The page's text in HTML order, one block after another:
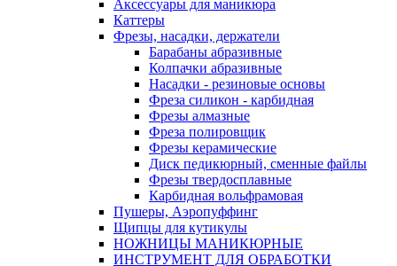
Аксессуары для маникюра
Каттеры
Фрезы, насадки, держатели
Барабаны абразивные
Колпачки абразивные
Насадки - резиновые основы
Фреза силикон - карбидная
Фрезы алмазные
Фреза полировщик
Фрезы керамические
Диск педикюрный, сменные файлы
Фрезы твердосплавные
Карбидная вольфрамовая
Пушеры, Аэропуффинг
Щипцы для кутикулы
НОЖНИЦЫ МАНИКЮРНЫЕ
ИНСТРУМЕНТ ДЛЯ ОБРАБОТКИ